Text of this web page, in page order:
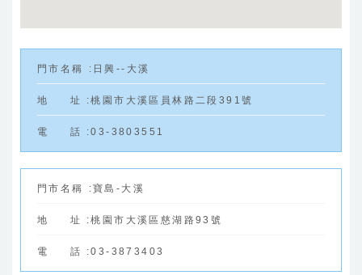
門市 名稱 : 日興--大溪
地 址 :桃園市大溪區員林路二段391號
電 話 :03-3803551
門市 名稱 :寶島-大溪
地 址 :桃園市大溪區慈湖路93號
電 話 :03-3873403